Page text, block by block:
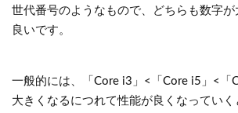
世代番号のようなもので、どちらも数字
良いです。
一般的には、「Core i3」<「Core i5」<「
大きくなるにつれて性能が良くなってい